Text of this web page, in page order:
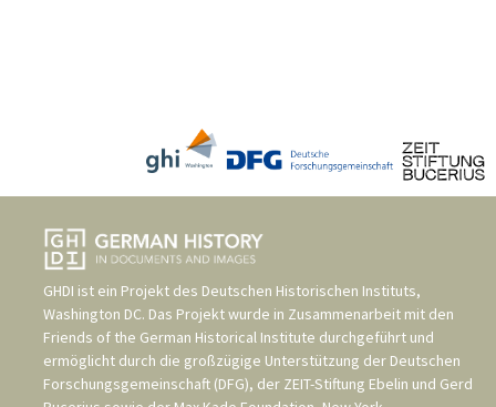
GHDI ist ein Projekt des Deutschen Historischen Instituts,
Washington DC. Das Projekt wurde in Zusammenarbeit mit den
Friends of the German Historical Institute durchgeführt und
ermöglicht durch die großzügige Unterstützung der Deutschen
Forschungsgemeinschaft (DFG), der ZEIT-Stiftung Ebelin und Gerd